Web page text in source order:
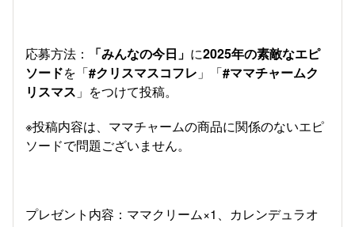
応募方法： 「みんなの今日」 に2025年の素敵なエピ
ソードを「#クリスマスコフレ 」「#ママチャームク
リスマス 」をつけて投稿。
※投稿内容は、ママチャームの商品に関係のないエピ
ソードで問題ございません。
プレゼント内容：ママクリーム×1、カレンデュラオ